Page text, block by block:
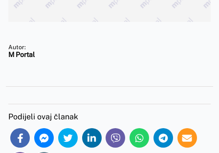
Autor:
M Portal
Podijeli ovaj članak